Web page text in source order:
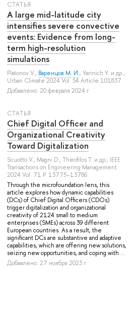
СТАТЬЯ
A large mid-latitude city
intensifies severe convective
events: Evidence from long-
term high-resolution
simulations
Platonov V., Варенцов М. И.,Yarinich Y. и др.,
Urban Climate 2024 Vol. 54 Article 101837
Добавлено: 20 февраля 2024 г.
СТАТЬЯ
Chief Digital Officer and
Organizational Creativity
Toward Digitalization
Scuotto V.,Magni D.,Theofilos T. и др., IEEE
Transactions on Engineering Management
2024 Vol. 71 P. 13775–13786
Through the microfoundation lens, this
article explores how dynamic capabilities
(DCs) of Chief Digital Officers (CDOs)
trigger digitalization and organizational
creativity of 2124 small to medium
enterprises (SMEs) across 39 different
European countries. As a result, the
significant DCs are substantive and adaptive
capabilities, which are offering new solutions,
seizing new opportunities, and coping with ...
Добавлено: 27 ноября 2023 г.